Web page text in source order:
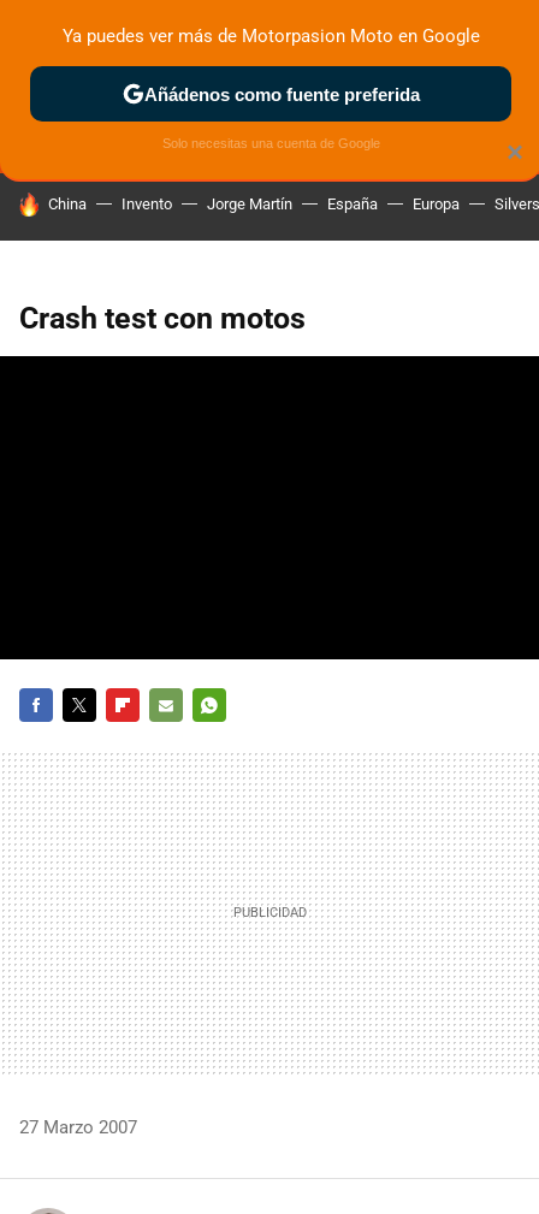
MENÚ NUEVO
ZONA DE PRUEBAS DEPORTIVAS MOTOS ELÉCTRICAS
HOY SE HABLA DE
China Invento Jorge Martín España Europa
Crash test con motos
MAIL
27 Marzo 2007
×
Ya puedes ver más de Motorpasion Moto en Google
Añádenos como fuente preferida
Solo necesitas una cuenta de Google